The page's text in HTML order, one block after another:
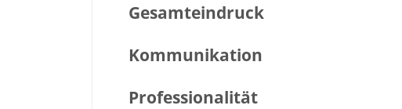
Gesamteindruck
Kommunikation
Professionalität